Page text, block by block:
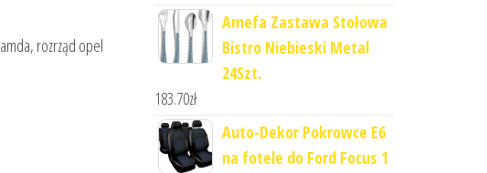
rozrząd opel
Amefa Zastawa Stołowa
Bistro Niebieski Metal
24Szt.
183.70zł
Auto-Dekor Pokrowce E6
na fotele do Ford Focus 1